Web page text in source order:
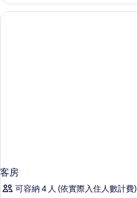
房,
1
客房
可容納 4 人 (依實際入住人數計費)